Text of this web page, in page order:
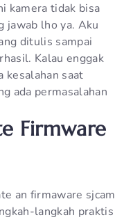
kamera tidak bisa
jawab lho ya. Aku
ditulis sampai
Kalau enggak
kesalahan saat
ada permasalahan
Firmware
an firmaware sjcam
langkah praktis